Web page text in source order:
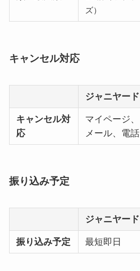
ズ）
キャンセル対応
ジャニヤード
キャンセル対
応
マイページ、
メール、電話
振り込み予定
ジャニヤード
振り込み予定 最短即日